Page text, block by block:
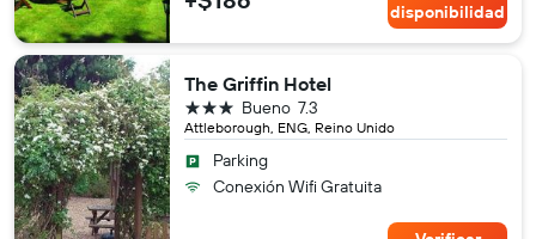
disponibilidad
The Griffin Hotel
Attleborough, ENG, Reino Unido
7.3
Bueno
3 estrellas
Parking
Conexión Wifi Gratuita